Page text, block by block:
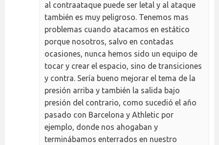
al contraataque puede ser letal y al ataque
también es muy peligroso. Tenemos mas
problemas cuando atacamos en estático
porque nosotros, salvo en contadas
ocasiones, nunca hemos sido un equipo de
tocar y crear el espacio, sino de transiciones
y contra. Sería bueno mejorar el tema de la
presión arriba y también la salida bajo
presión del contrario, como sucedió el año
pasado con Barcelona y Athletic por
ejemplo, donde nos ahogaban y
terminábamos enterrados en nuestro